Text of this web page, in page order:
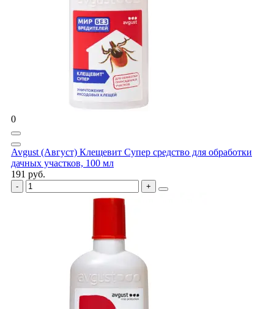
0
Avgust (Август) Клещевит Супер средство для обработки
дачных участков, 100 мл
191 руб.